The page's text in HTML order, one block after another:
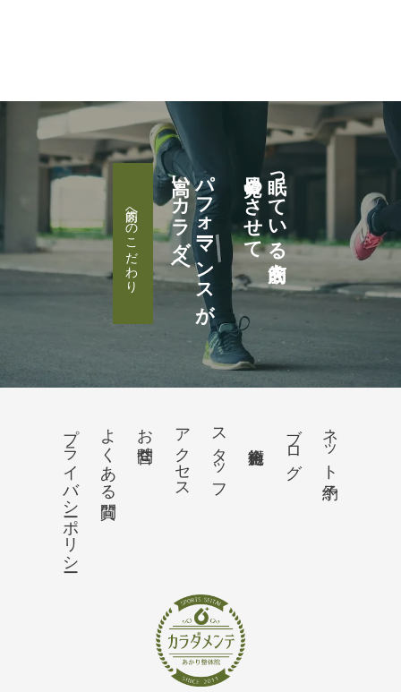
眠っている筋肉を
目覚めさせて
パフォーマンスが
高いカラダへ
筋肉へのこだわり
ネット予約
ブログ
スタッフ
アクセス
お問合せ
よくある質問
プライバシーポリシー